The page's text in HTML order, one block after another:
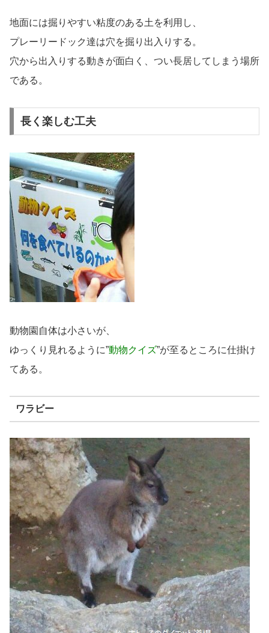
地面には掘りやすい粘度のある土を利用し、
プレーリードック達は穴を掘り出入りする。
穴から出入りする動きが面白く、つい長居してしまう場所
である。
長く楽しむ工夫
動物園自体は小さいが、
ゆっくり見れるように”動物クイズ”が至るところに仕掛け
てある。
ワラビー